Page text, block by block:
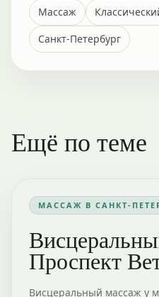
Массаж
Санкт-Петербург
Ещё по теме
МАССАЖ В САНКТ-
Проспект
Висцеральный массаж у